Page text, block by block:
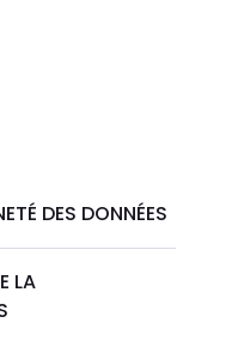
DES DONNÉES
LA